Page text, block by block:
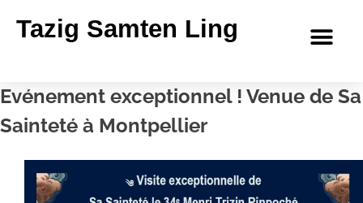
Tazig Samten Ling
Evénement exceptionnel ! Venue de Sa
Sainteté à Montpellier